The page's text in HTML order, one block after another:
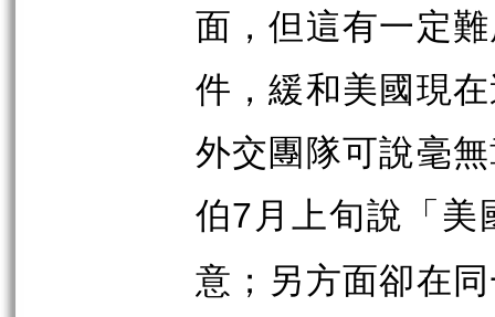
面，但這有一定
件，緩和美國現
外交團隊可說毫
伯7 月上旬說「
意；另方面卻在